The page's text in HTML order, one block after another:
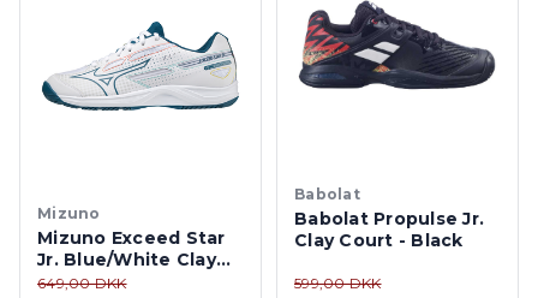
Mizuno
Mizuno Exceed Star
Jr. Blue/White Clay
Court
649,00 DKK
Babolat
Babolat Propulse Jr.
Clay Court - Black
599,00 DKK